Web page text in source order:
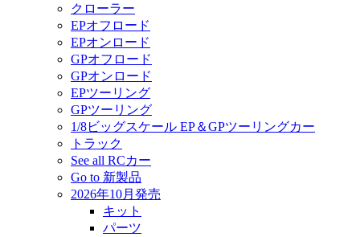
クローラー
EPオフロード
EPオンロード
GPオフロード
GPオンロード
EPツーリング
GPツーリング
1/8ビッグスケール EP＆GPツーリングカー
トラック
See all RCカー
Go to 新製品
2026年10月発売
キット
パーツ